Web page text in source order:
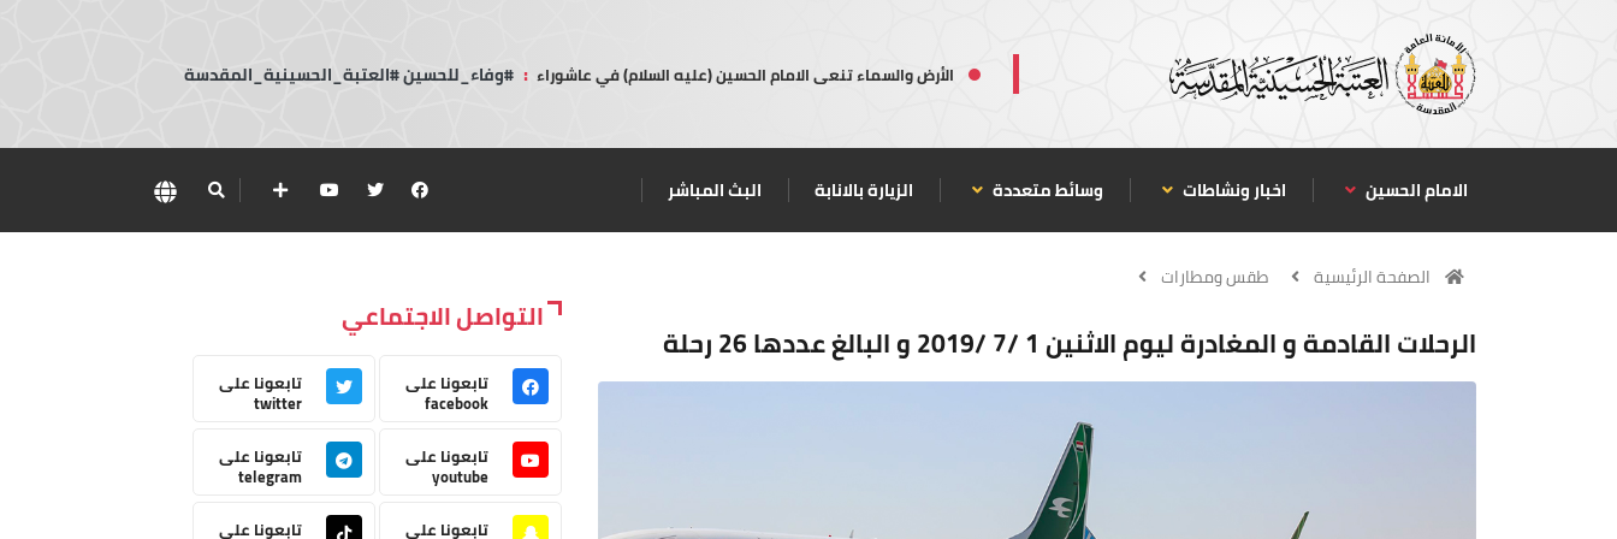
الأرض والسماء تنعى الامام الحسين (عليه السلام) في عاشوراء : #وفاء_للحسين #العتبة_الحسينية_المقدسة
الامام الحسين اخبار ونشاطات وسائط متعددة الزيارة بالانابة البث المباشر
الصفحة الرئيسية طقس ومطارات
الرحلات القادمة و المغادرة ليوم الاثنين 1 /7 /2019 و البالغ عددها 26 رحلة
التواصل الاجتماعي
تابعونا على
facebook
تابعونا على
twitter
تابعونا على
youtube
تابعونا على
telegram
تابعونا على
تابعونا على